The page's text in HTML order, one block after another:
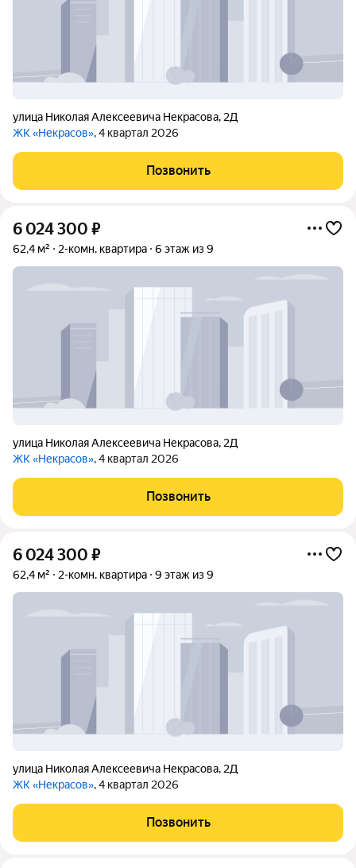
улица Николая Алексеевича Некрасова, 2Д
ЖК «Некрасов», 4 квартал 2026
Позвонить
6 024 300 ₽
62,4 м² 2-комн. квартира 6 этаж из 9
улица Николая Алексеевича Некрасова, 2Д
ЖК «Некрасов», 4 квартал 2026
Позвонить
6 024 300 ₽
62,4 м² 2-комн. квартира 9 этаж из 9
улица Николая Алексеевича Некрасова, 2Д
ЖК «Некрасов», 4 квартал 2026
Позвонить